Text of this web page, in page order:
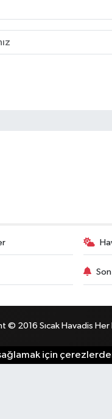
© 2016 Sıcak Havadis Her
için